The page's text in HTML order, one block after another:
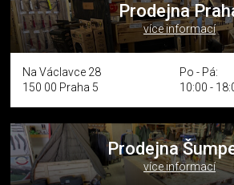
Prodejna
více informací
Na Václavce 28
150 00 Praha 5
Po - Pá:
10:00 -
Prodejna
více informací